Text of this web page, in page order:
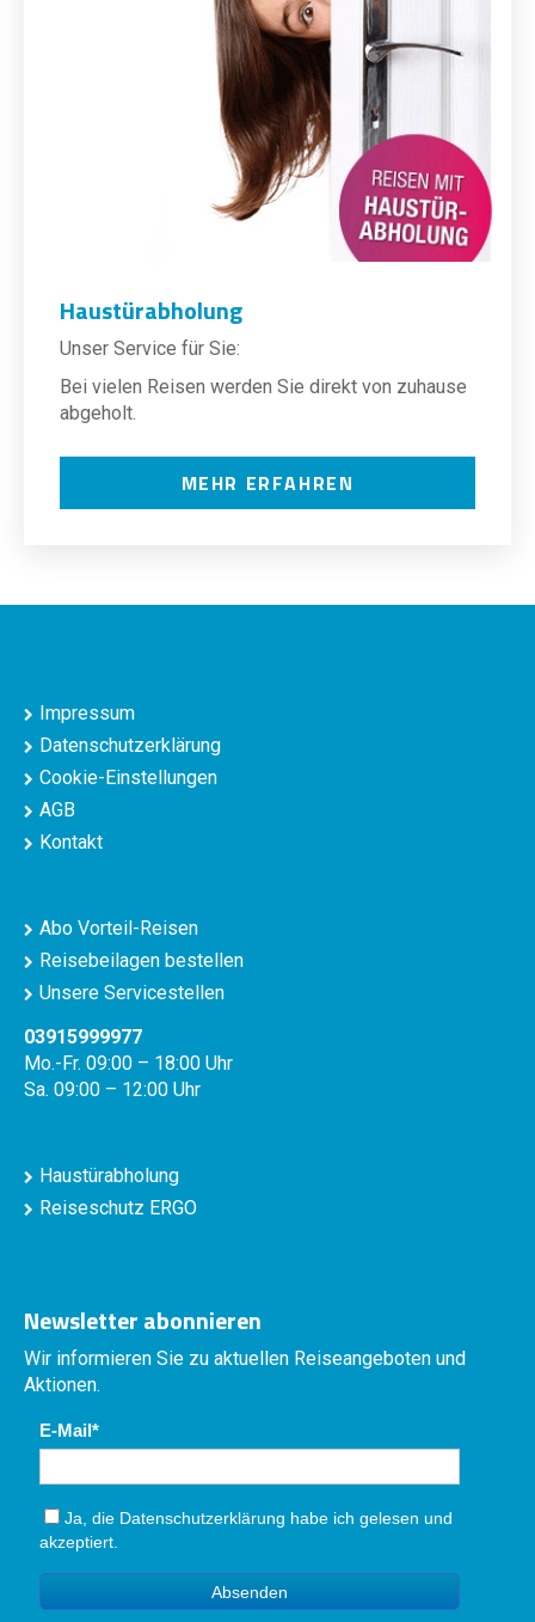
Haustürabholung
Unser Service für Sie:
Bei vielen Reisen werden Sie direkt von zuhause
abgeholt.
MEHR ERFAHREN
Impressum
Datenschutzerklärung
Cookie-Einstellungen
AGB
Kontakt
Abo Vorteil-Reisen
Reisebeilagen bestellen
Unsere Servicestellen
03915999977
Mo.-Fr. 09:00 – 18:00 Uhr
Sa. 09:00 – 12:00 Uhr
Haustürabholung
Reiseschutz ERGO
Newsletter abonnieren
Wir informieren Sie zu aktuellen Reiseangeboten und
Aktionen.
E-Mail
Ja, die Datenschutzerklärung habe ich gelesen und
akzeptiert.
Absenden